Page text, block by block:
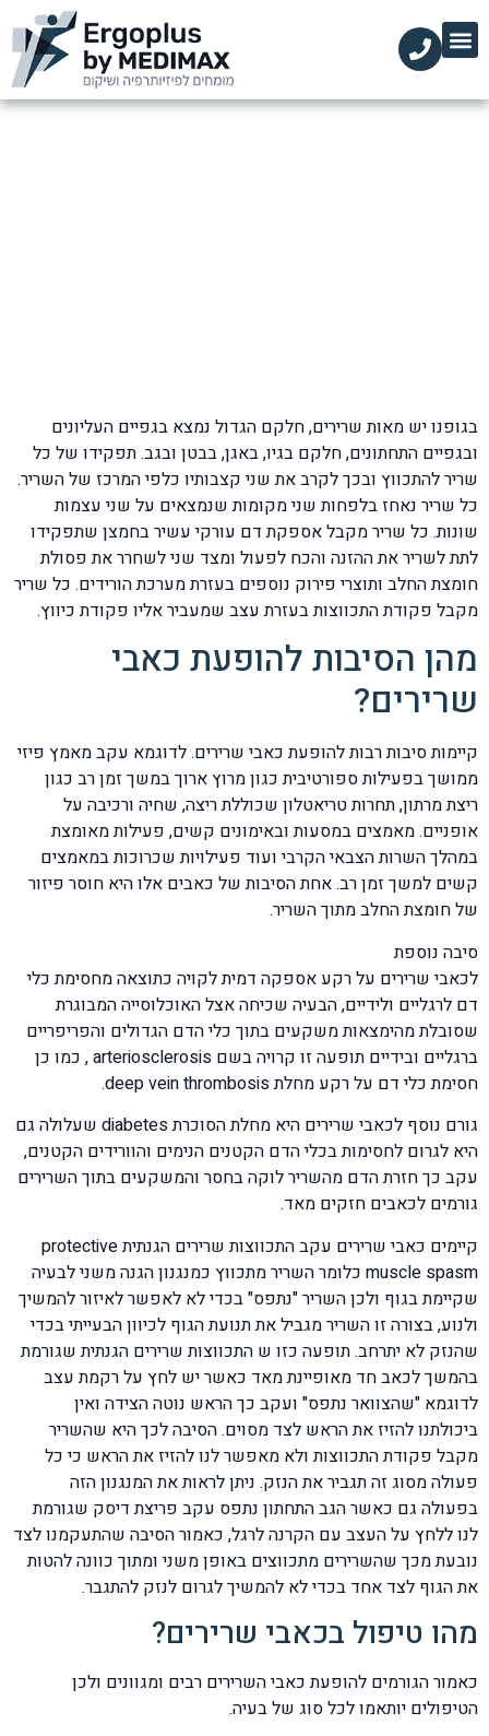
בגופנו יש מאות שרירים, חלקם הגדול נמצא בגפיים העליונים
ובגפיים התחתונים, חלקם בגיו, באגן, בבטן ובגב. תפקידו של כל
שריר להתכווץ ובכך לקרב את שני קצבותיו כלפי המרכז של השריר.
כל שריר נאחז בלפחות שני מקומות שנמצאים על שני עצמות
שונות. כל שריר מקבל אספקת דם עורקי עשיר בחמצן שתפקידו
לתת לשריר את ההזנה והכח לפעול ומצד שני לשחרר את פסולת
חומצת החלב ותוצרי פירוק נוספים בעזרת מערכת הורידים. כל שריר
מקבל פקודת התכווצות בעזרת עצב שמעביר אליו פקודת כיווץ.
מהן הסיבות להופעת כאבי
שרירים?
קיימות סיבות רבות להופעת כאבי שרירים. לדוגמא עקב מאמץ פיזי
ממושך בפעילות ספורטיבית כגון מרוץ ארוך במשך זמן רב כגון
ריצת מרתון, תחרות טריאטלון שכוללת ריצה, שחיה ורכיבה על
אופניים. מאמצים במסעות ובאימונים קשים, פעילות מאומצת
במהלך השרות הצבאי הקרבי ועוד פעילויות שכרוכות במאמצים
קשים למשך זמן רב. אחת הסיבות של כאבים אלו היא חוסר פיזור
של חומצת החלב מתוך השריר.
סיבה נוספת
לכאבי שרירים על רקע אספקה דמית לקויה כתוצאה מחסימת כלי
דם לרגליים ולידיים, הבעיה שכיחה אצל האוכלוסייה המבוגרת
שסובלת מהימצאות משקעים בתוך כלי הדם הגדולים והפריפריים
ברגליים ובידיים תופעה זו קרויה בשם arteriosclerosis , כמו כן
חסימת כלי דם על רקע מחלת deep vein thrombosis.
גורם נוסף לכאבי שרירים היא מחלת הסוכרת diabetes שעלולה גם
היא לגרום לחסימות בכלי הדם הקטנים הנימים והוורידים הקטנים,
עקב כך חזרת הדם מהשריר לוקה בחסר והמשקעים בתוך השרירים
גורמים לכאבים חזקים מאד.
קיימים כאבי שרירים עקב התכווצות שרירים הגנתית protective
muscle spasm כלומר השריר מתכווץ כמנגנון הגנה משני לבעיה
שקיימת בגוף ולכן השריר "נתפס" בכדי לא לאפשר לאיזור להמשיך
ולנוע, בצורה זו השריר מגביל את תנועת הגוף לכיוון הבעייתי בכדי
שהנזק לא יתרחב. תופעה כזו ש התכווצות שרירים הגנתית שגורמת
בהמשך לכאב חד מאופיינת מאד כאשר יש לחץ על רקמת עצב
לדוגמא "שהצוואר נתפס" ועקב כך הראש נוטה הצידה ואין
ביכולתנו להזיז את הראש לצד מסוים. הסיבה לכך היא שהשריר
מקבל פקודת התכווצות ולא מאפשר לנו להזיז את הראש כי כל
פעולה מסוג זה תגביר את הנזק. ניתן לראות את המנגנון הזה
בפעולה גם כאשר הגב התחתון נתפס עקב פריצת דיסק שגורמת
לנו ללחץ על העצב עם הקרנה לרגל, כאמור הסיבה שהתעקמנו לצד
נובעת מכך שהשרירים מתכווצים באופן משני ומתוך כוונה להטות
את הגוף לצד אחד בכדי לא להמשיך לגרום לנזק להתגבר.
מהו טיפול בכאבי שרירים?
כאמור הגורמים להופעת כאבי השרירים רבים ומגוונים ולכן
הטיפולים יותאמו לכל סוג של בעיה.